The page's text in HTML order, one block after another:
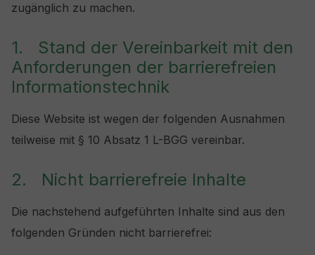
zugänglich zu machen.
1. Stand der Vereinbarkeit mit den
Anforderungen der barrierefreien
Informationstechnik
Diese Website ist wegen der folgenden Ausnahmen
teilweise mit § 10 Absatz 1 L-BGG vereinbar.
2. Nicht barrierefreie Inhalte
Die nachstehend aufgeführten Inhalte sind aus den
folgenden Gründen nicht barrierefrei: